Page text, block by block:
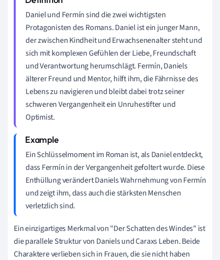
Daniel und Fermín sind die zwei wichtigsten
Protagonisten des Romans. Daniel ist ein junger Mann,
der zwischen Kindheit und Erwachsenenalter steht und
sich mit komplexen Gefühlen der Liebe, Freundschaft
und Verantwortung herumschlägt. Fermín, Daniels
älterer Freund und Mentor, hilft ihm, die Fährnisse des
Lebens zu navigieren und bleibt dabei trotz seiner
schweren Vergangenheit ein Unruhestifter und
Optimist.
Ein Schlüsselmoment im Roman ist, als Daniel entdeckt,
dass Fermín in der Vergangenheit gefoltert wurde. Diese
Enthüllung verändert Daniels Wahrnehmung von Fermín
und zeigt ihm, dass auch die stärksten Menschen
verletzlich sind.
Ein einzigartiges Merkmal von "Der Schatten des Windes" ist
die parallele Struktur von Daniels und Caraxs Leben. Beide
Charaktere verlieben sich in Frauen, die sie nicht haben